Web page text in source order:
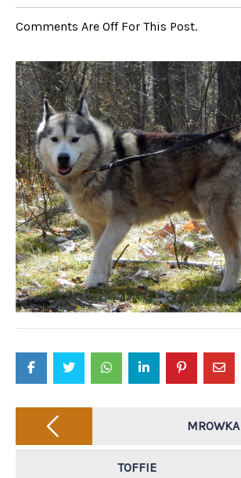
Comments Are Off For This Post.
Post
navigation MROWKA
TOFFIE